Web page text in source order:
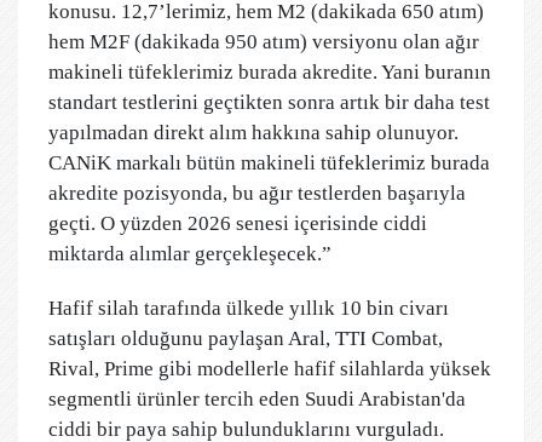
konusu. 12,7’lerimiz, hem M2 (dakikada 650 atım)
hem M2F (dakikada 950 atım) versiyonu olan ağır
makineli tüfeklerimiz burada akredite. Yani buranın
standart testlerini geçtikten sonra artık bir daha test
yapılmadan direkt alım hakkına sahip olunuyor.
CANiK markalı bütün makineli tüfeklerimiz burada
akredite pozisyonda, bu ağır testlerden başarıyla
geçti. O yüzden 2026 senesi içerisinde ciddi
miktarda alımlar gerçekleşecek.”
Hafif silah tarafında ülkede yıllık 10 bin civarı
satışları olduğunu paylaşan Aral, TTI Combat,
Rival, Prime gibi modellerle hafif silahlarda yüksek
segmentli ürünler tercih eden Suudi Arabistan'da
ciddi bir paya sahip bulunduklarını vurguladı.